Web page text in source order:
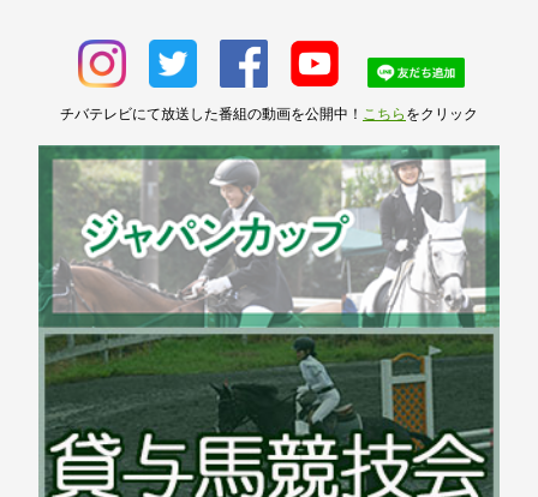
チバテレビにて放送した番組の動画を公開中！ こちら をクリック